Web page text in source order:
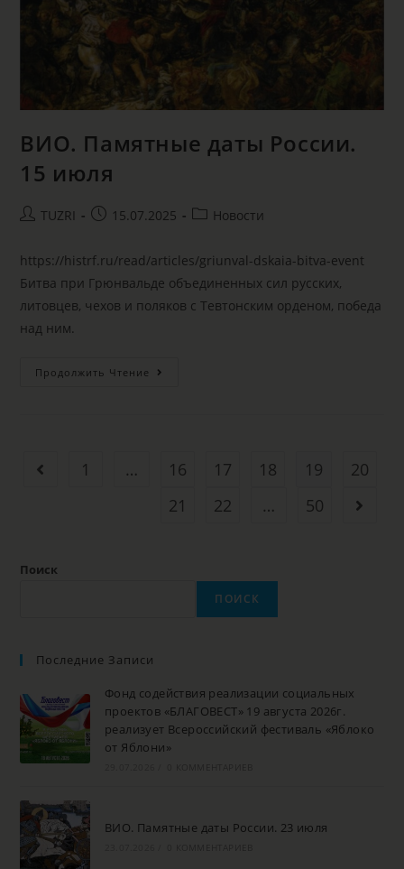
ВИО. Памятные даты России.
15 июля
TUZRI 15.07.2025 Новости
https://histrf.ru/read/articles/griunval-dskaia-bitva-event
Битва при Грюнвальде объединенных сил русских,
литовцев, чехов и поляков с Тевтонским орденом, победа
над ним.
Продолжить Чтение
1 … 16 17 18 19
20
21
22 … 50
Поиск
ПОИСК
Последние Записи
Фонд содействия реализации социальных
проектов «БЛАГОВЕСТ» 19 августа 2026г.
реализует Всероссийский фестиваль «Яблоко
от Яблони»
ВИО. Памятные даты России. 23 июля